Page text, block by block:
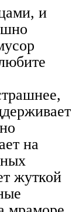
и
на
жуткой